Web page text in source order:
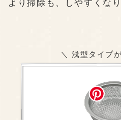
より掃除も、しやすくなり
＼ 浅型タイプ